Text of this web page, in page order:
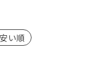
い順